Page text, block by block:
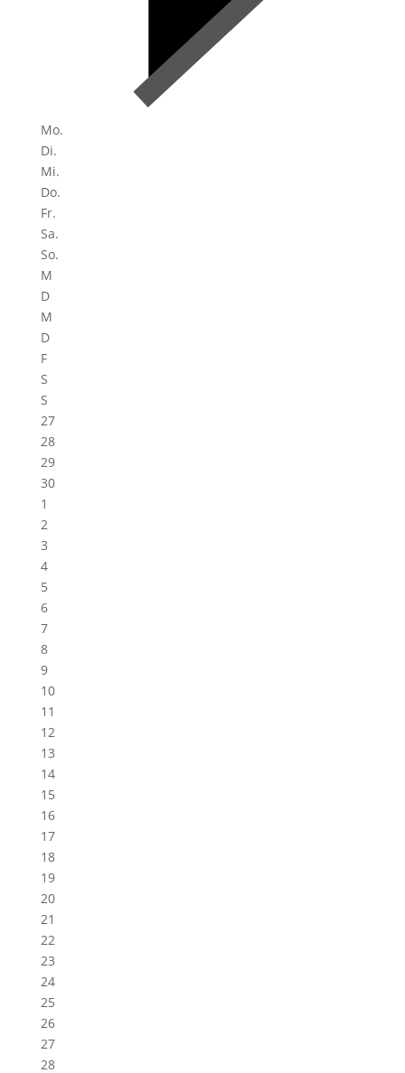
Mo.
Di.
Mi.
Do.
Fr.
Sa.
So.
M
D
M
D
F
S
S
27
28
29
30
1
2
3
4
5
6
7
8
9
10
11
12
13
14
15
16
17
18
19
20
21
22
23
24
25
26
27
28